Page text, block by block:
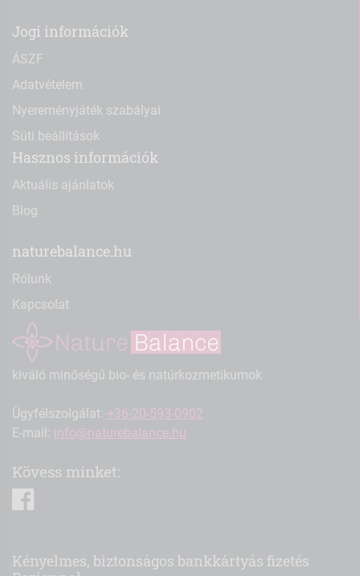
Jogi információk
ÁSZF
Adatvételem
Nyereményjáték szabályai
Süti beállítások
Hasznos információk
Aktuális ajánlatok
Blog
naturebalance.hu
Rólunk
Kapcsolat
kiváló minőségű bio- és natúrkozmetikumok
Ügyfélszolgálat: +36-20-593-0902
E-mail: info@naturebalance.hu
Kövess minket:
Kényelmes, biztonságos bankkártyás fizetés